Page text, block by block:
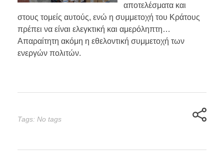
αποτελέσματα και
στους τομείς αυτούς, ενώ η συμμετοχή του Κράτους
πρέπει να είναι ελεγκτική και αμερόληπτη…
Απαραίτητη ακόμη η εθελοντική συμμετοχή των
ενεργών πολιτών.
Tags: No tags